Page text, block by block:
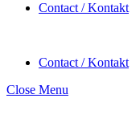
Contact / Kontakt
Contact / Kontakt
Close Menu